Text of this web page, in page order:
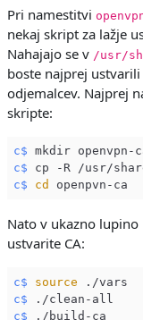
Pri namestitvi
nekaj skript za lažje
Nahajajo se v /usr/
boste najprej
odjemalcev. Najprej
skripte:
c$ mkdir openvpn-
c$ cp -R /usr/
c$
cd openpvn-ca
Nato v ukazno
ustvarite CA:
c$ source ./vars
c$ ./clean-all
c$ ./build-ca